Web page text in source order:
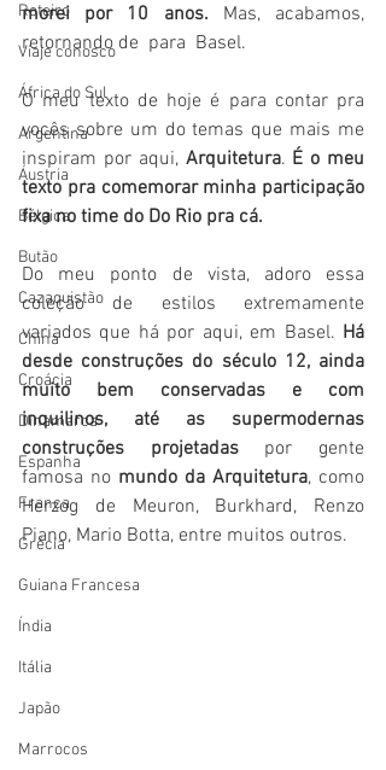
Roteiro
Viaje conosco
África do Sul
Argentina
Áustria
Bélgica
Butão
Cazaquistão
China
Croácia
Dinamarca
Espanha
França
Grécia
Guiana Francesa
Índia
Itália
Japão
Marrocos
morei por 10 anos. Mas, acabamos,
retornando de  para  Basel.
O meu texto de hoje é para contar pra
vocês sobre um do temas que mais me
inspiram por aqui, Arquitetura. É o meu
texto pra comemorar minha participação
fixa no time do Do Rio pra cá.
Do meu ponto de vista, adoro essa
coleção de estilos extremamente
variados que há por aqui, em Basel. Há
desde construções do século 12, ainda
muito bem conservadas e com
inquilinos, até as supermodernas
construções projetadas por gente
famosa no mundo da Arquitetura, como
Herzog de Meuron, Burkhard, Renzo
Piano, Mario Botta, entre muitos outros.